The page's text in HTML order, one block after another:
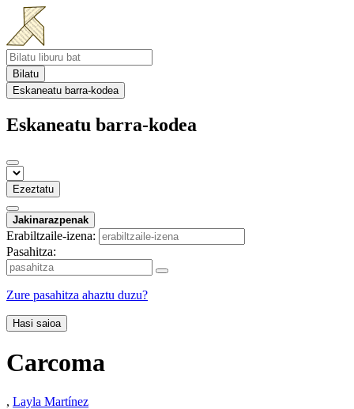
Bilatu
Eskaneatu barra-kodea
Eskaneatu barra-kodea
Ezeztatu
Jakinarazpenak
Erabiltzaile-izena:
Pasahitza:
Zure pasahitza ahaztu duzu?
Hasi saioa
Carcoma
, Layla Martínez